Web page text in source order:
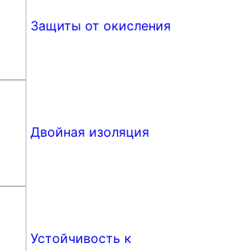
Защиты от окисления
Двойная изоляция
Устойчивость к